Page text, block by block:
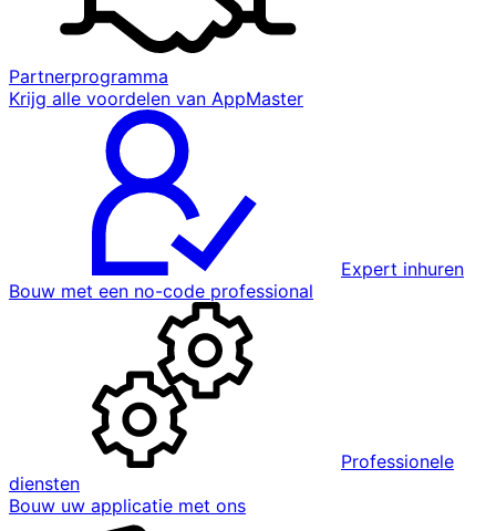
Partnerprogramma
Krijg alle voordelen van AppMaster
Expert inhuren
Bouw met een no-code professional
Professionele
diensten
Bouw uw applicatie met ons